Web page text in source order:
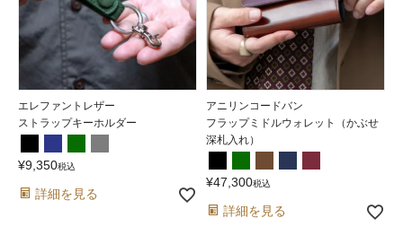
エレファントレザー
ストラップキーホルダー
¥9,350税込
詳細を見る
アニリンコードバン
フラップミドルウォレット（かぶせ
深札入れ）
¥47,300税込
詳細を見る